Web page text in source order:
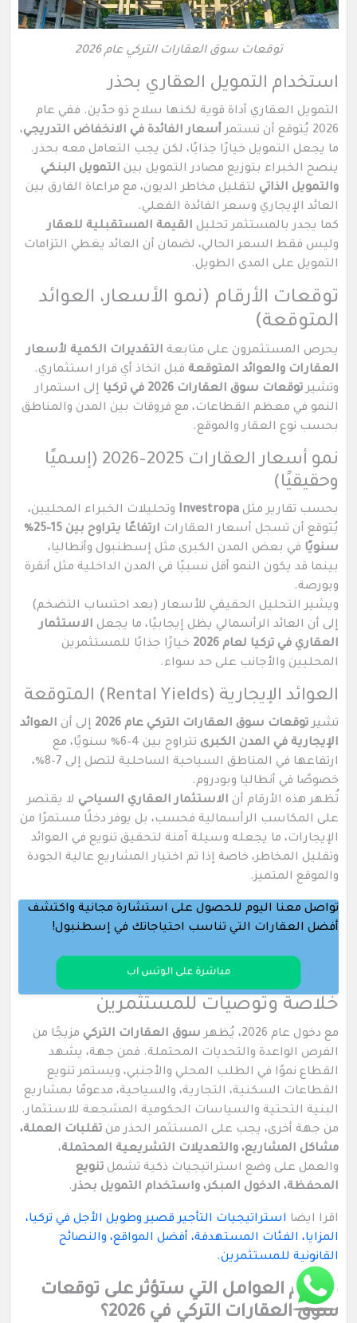
توقعات سوق العقارات التركي عام 2026
استخدام التمويل العقاري بحذر
التمويل العقاري أداة قوية لكنها سلاح ذو حدّين. ففي عام
2026 يُتوقع أن تستمر
أسعار الفائدة في الانخفاض التدريجي،
ما يجعل التمويل خيارًا جذابًا، لكن يجب التعامل معه بحذر.
ينصح الخبراء بتوزيع مصادر التمويل بين التمويل البنكي
والتمويل الذاتي لتقليل مخاطر الديون، مع مراعاة الفارق بين
العائد الإيجاري وسعر الفائدة الفعلي.
كما يجدر بالمستثمر تحليل القيمة المستقبلية للعقار
وليس فقط السعر الحالي، لضمان أن العائد يغطي التزامات
التمويل على المدى الطويل.
توقعات الأرقام (نمو الأسعار، العوائد
المتوقعة)
يحرص المستثمرون على متابعة التقديرات الكمية لأسعار
العقارات والعوائد المتوقعة قبل اتخاذ أي قرار استثماري.
وتشيرتوقعات سوق العقارات 2026 في تركيا
إلى استمرار
النمو في معظم القطاعات، مع فروقات بين المدن والمناطق
بحسب نوع العقار والموقع.
نمو أسعار العقارات 2025–2026 (إسميًا
وحقيقيًا)
بحسب تقارير مثل Investropa وتحليلات الخبراء المحليين،
يُتوقع أن تسجل أسعار العقارات
ارتفاعًا يتراوح بين 15–25٪
سنويًا في بعض المدن الكبرى مثل إسطنبول وأنطاليا،
بينما قد يكون النمو أقل نسبيًا في المدن الداخلية مثل أنقرة
وبورصة.
ويشير التحليل الحقيقي للأسعار (بعد احتساب التضخم)
إلى أن العائد الرأسمالي يظل إيجابيًا، ما يجعل الاستثمار
العقاري في تركيا لعام 2026
خيارًا جذابًا للمستثمرين
المحليين والأجانب على حد سواء.
العوائد الإيجارية (Rental Yields) المتوقعة
تشيرتوقعات سوق العقارات التركي عام 2026 إلى أن العوائد
الإيجارية في المدن الكبرى
تتراوح بين 4–6٪ سنويًا، مع
ارتفاعها في المناطق السياحية الساحلية لتصل إلى 7–8٪،
خصوصًا في أنطاليا وبودروم.
تُظهر هذه الأرقام أن الاستثمار العقاري السياحي لا يقتصر
على المكاسب الرأسمالية فحسب، بل يوفر دخلًا مستمرًا من
الإيجارات، ما يجعله وسيلة آمنة لتحقيق تنويع في العوائد
وتقليل المخاطر، خاصة إذا تم اختيار المشاريع عالية الجودة
والموقع المتميز.
تواصل معنا اليوم للحصول على استشارة مجانية واكتشف
أفضل العقارات التي تناسب احتياجاتك في إسطنبول!
مباشرة على الوتس اب
خلاصة وتوصيات للمستثمرين
مع دخول عام 2026، يُظهر سوق العقارات التركي مزيجًا من
الفرص الواعدة والتحديات المحتملة. فمن جهة، يشهد
القطاع نموًا في الطلب المحلي والأجنبي، ويستمر تنويع
القطاعات السكنية، التجارية، والسياحية، مدعومًا بمشاريع
البنية التحتية والسياسات الحكومية المشجعة للاستثمار.
من جهة أخرى، يجب على المستثمر الحذر من تقلبات العملة،
مشاكل المشاريع، والتعديلات التشريعية المحتملة،
والعمل على وضع استراتيجيات ذكية تشمل تنويع
المحفظة، الدخول المبكر، واستخدام التمويل بحذر.
اقرا ايضا استراتيجيات التأجير قصير وطويل الأجل في تركيا،
المزايا، الفئات المستهدفة، أفضل المواقع، والنصائح
القانونية للمستثمرين.
ما أهم العوامل التي ستؤثر على توقعات
سوق العقارات التركي في 2026؟